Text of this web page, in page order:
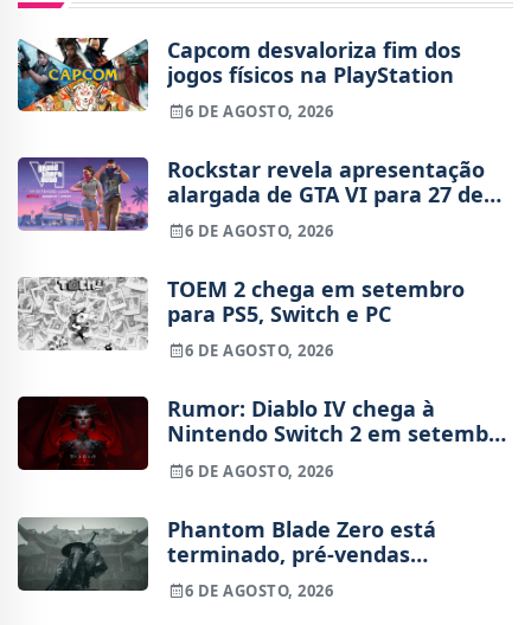
Capcom desvaloriza fim dos
jogos físicos na PlayStation
6 DE AGOSTO, 2026
Rockstar revela apresentação
alargada de GTA VI para 27 de
agosto
6 DE AGOSTO, 2026
TOEM 2 chega em setembro
para PS5, Switch e PC
6 DE AGOSTO, 2026
Rumor: Diablo IV chega à
Nintendo Switch 2 em setembro
e vai custar o preço de um jogo
novo
6 DE AGOSTO, 2026
Phantom Blade Zero está
terminado, pré-vendas
começam na próxima semana
6 DE AGOSTO, 2026